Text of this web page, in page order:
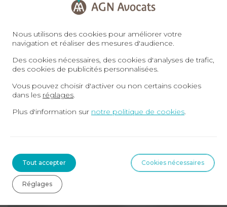
avant, pendant et après une succession, en vous
assistance juridique efficace.
Nous utilisons des cookies pour améliorer votre
navigation et réaliser des mesures d'audience.
Des cookies nécessaires, des cookies d'analyses de trafic,
des cookies de publicités personnalisées.
Vous pouvez choisir d'activer ou non certains cookies
dans les réglages.
Plus d'information sur notre politique de cookies.
Tout accepter Cookies nécessaires
Réglages